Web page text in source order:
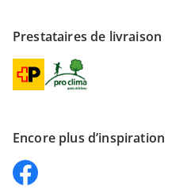
Prestataires de livraison
Encore plus d’inspiration